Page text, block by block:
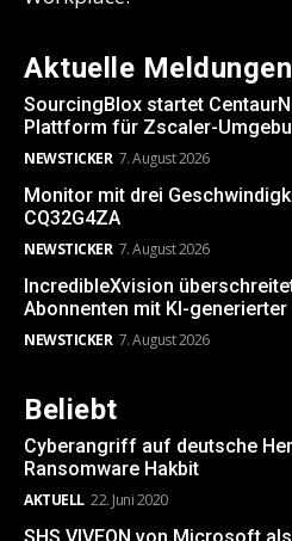
Aktuelle Meldungen
SourcingBlox startet
Plattform für Zscaler-
NEWSTICKER 7. August 2026
Monitor mit drei
CQ32G4ZA
NEWSTICKER 7. August 2026
IncredibleXvision
Abonnenten mit KI-
NEWSTICKER 7. August 2026
Beliebt
Cyberangriff auf deutsche
Ransomware Hakbit
AKTUELL 22. Juni 2020